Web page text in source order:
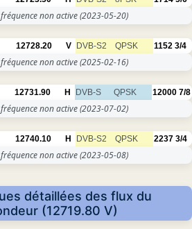
non active(2023-05-20)
12728.20 V DVB-S2 QPSK 1152 3/4
non active(2025-02-16)
12731.90 H DVB-S QPSK 12000 7/8
non active(2023-07-02)
12740.10 H DVB-S2 QPSK 2237 3/4
non active(2023-05-08)
détaillées des flux du
(12719.80 V)